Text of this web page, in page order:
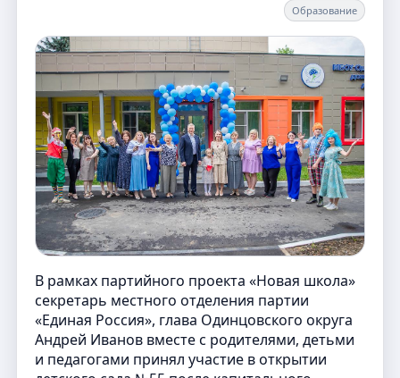
Образование
В рамках партийного проекта «Новая школа»
секретарь местного отделения партии
«Единая Россия», глава Одинцовского округа
Андрей Иванов вместе с родителями, детьми
и педагогами принял участие в открытии